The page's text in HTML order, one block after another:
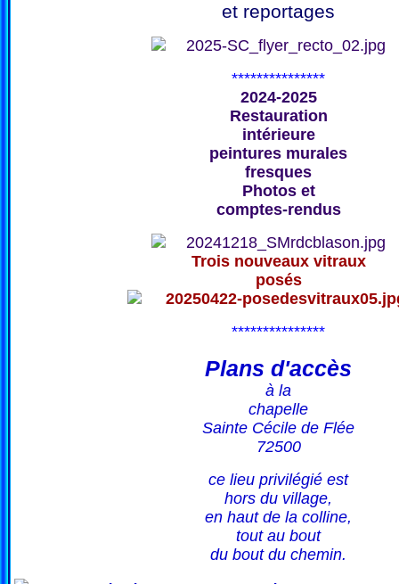
et reportages
***************
2024-2025
Restauration
intérieure
peintures murales
fresques
Photos et
comptes-rendus
Trois nouveaux vitraux
posés
***************
Plans d'accès
à la
chapelle
Sainte Cécile de Flée
72500
ce lieu privilégié est
hors du village,
en haut de la colline,
tout au bout
du bout du chemin.